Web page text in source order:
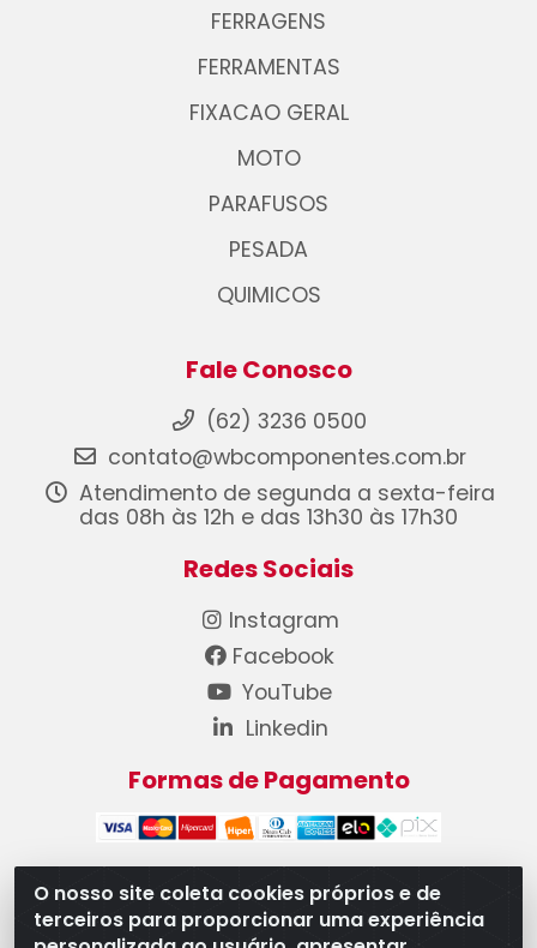
O nosso site coleta cookies próprios e de
terceiros para proporcionar uma experiência
FERRAGENS
FERRAMENTAS
FIXACAO GERAL
MOTO
PARAFUSOS
PESADA
QUIMICOS
Fale Conosco
(62) 3236 0500
contato@wbcomponentes.com.br
Atendimento de segunda a sexta-feira
das 08h às 12h e das 13h30 às 17h30
Redes Sociais
Instagram
Facebook
YouTube
Linkedin
Formas de Pagamento
WB Componentes Automotivos LTDA - CNPJ